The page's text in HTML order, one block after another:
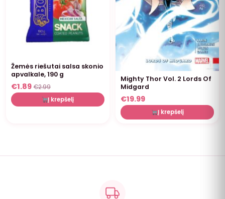
Žemės riešutai salsa skonio
apvalkale, 190 g
€1.89 €2.99
Į krepšelį
Mighty Thor Vol. 2 Lords Of
Midgard
€19.99
Į krepšelį